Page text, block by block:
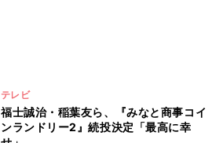
テレビ
福士誠治・稲葉友ら、『みなと商事コイ
ンランドリー2』続投決定「最高に幸